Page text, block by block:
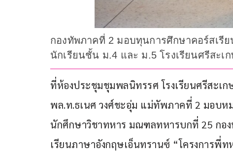
กองทัพภาคที่ 2 มอบทุนการศึกษาคอร์สเรี
นักเรียนชั้น ม.4 และ ม.5 โรงเรียนศรีสะเ
ที่ห้องประชุมชุมพลนิทรรศ โรงเรียนศรีสะเก
พล.ท.ธเนศ วงศ์ชะอุ่ม แม่ทัพภาคที่ 2 มอบ
นักศึกษาวิชาทหาร มณฑลทหารบกที่ 25 ก
เรียนภาษาอังกฤษเอ็นทรานซ์ “โครงการพี่